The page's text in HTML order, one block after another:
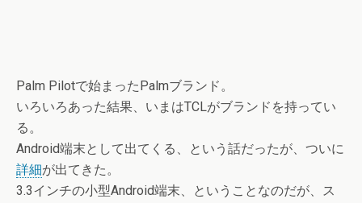
Palm Pilotで始まったPalmブランド。
いろいろあった結果、いまはTCLがブランドを持ってい
る。
Android端末として出てくる、という話だったが、ついに
詳細が出てきた。
3.3インチの小型Android端末、ということなのだが、ス